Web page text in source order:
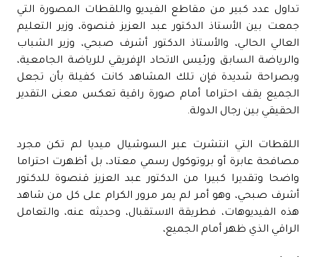
تداول عدد كبير من مقاطع الفيديو واللقطات المصورة التي
جمعت بين الأستاذ الدكتور عبد العزيز قنصوة، وزير التعليم
العالي الحالي، والأستاذ الدكتور أشرف صبحي، وزير الشباب
والرياضة السابق ورئيس الاتحاد الإفريقي للرياضة الجامعية،
وبصراحة شديدة فإن تلك المشاهد كانت كفيلة بأن تجعل
الجميع يقف احتراما أمام صورة راقية تعكس معنى التقدير
الحقيقي بين رجال الدولة.
اللقطات التي انتشرت عبر السوشيال ميديا لم تكن مجرد
مصافحة عابرة أو بروتوكول رسمي معتاد، بل أظهرت احتراما
واضحا وتقديرا كبيرا من الدكتور عبد العزيز قنصوة للدكتور
أشرف صبحي، وهو أمر لم يمر مرور الكرام على كل من شاهد
هذه الفيديوهات، فطريقة الاستقبال، وحديثه عنه، والتعامل
الراقي الذي ظهر أمام الجميع،